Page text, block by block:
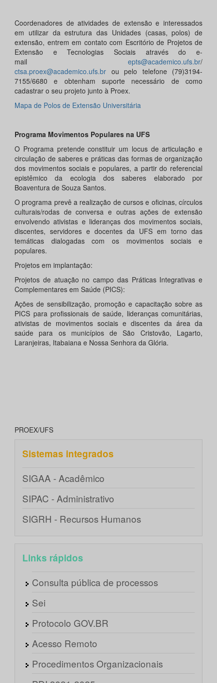
Coordenadores de atividades de extensão e interessados
em utilizar da estrutura das Unidades (casas, polos) de
extensão, entrem em contato com Escritório de Projetos de
Extensão e Tecnologias Sociais através do e-
mail epts@academico.ufs.br/
ctsa.proex@academico.ufs.br ou pelo telefone (79)3194-
7155/6680 e obtenham suporte necessário de como
cadastrar o seu projeto junto à Proex.
Mapa de Polos de Extensão Universitária
Programa Movimentos Populares na UFS
O Programa pretende constituir um locus de articulação e
circulação de saberes e práticas das formas de organização
dos movimentos sociais e populares, a partir do referencial
epistêmico da ecologia dos saberes elaborado por
Boaventura de Souza Santos.
O programa prevê a realização de cursos e oficinas, círculos
culturais/rodas de conversa e outras ações de extensão
envolvendo ativistas e lideranças dos movimentos sociais,
discentes, servidores e docentes da UFS em torno das
temáticas dialogadas com os movimentos sociais e
populares.
Projetos em implantação:
Projetos de atuação no campo das Práticas Integrativas e
Complementares em Saúde (PICS):
Ações de sensibilização, promoção e capacitação sobre as
PICS para profissionais de saúde, lideranças comunitárias,
ativistas de movimentos sociais e discentes da área da
saúde para os municípios de São Cristovão, Lagarto,
Laranjeiras, Itabaiana e Nossa Senhora da Glória.
PROEX/UFS
Sistemas integrados
SIGAA - Acadêmico
SIPAC - Administrativo
SIGRH - Recursos Humanos
Links rápidos
Consulta pública de processos
Sei
Protocolo GOV.BR
Acesso Remoto
Procedimentos Organizacionais